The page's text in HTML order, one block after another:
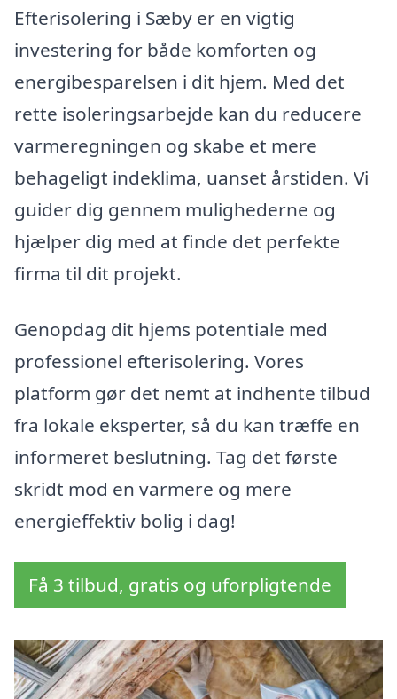
Efterisolering i Sæby er en vigtig
investering for både komforten og
energibesparelsen i dit hjem. Med det
rette isoleringsarbejde kan du reducere
varmeregningen og skabe et mere
behageligt indeklima, uanset årstiden. Vi
guider dig gennem mulighederne og
hjælper dig med at finde det perfekte
firma til dit projekt.
Genopdag dit hjems potentiale med
professionel efterisolering. Vores
platform gør det nemt at indhente tilbud
fra lokale eksperter, så du kan træffe en
informeret beslutning. Tag det første
skridt mod en varmere og mere
energieffektiv bolig i dag!
Få 3 tilbud, gratis og uforpligtende